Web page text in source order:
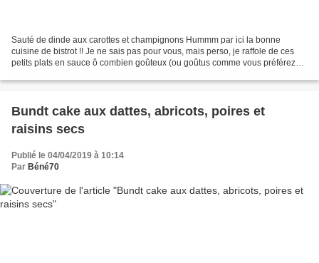
Sauté de dinde aux carottes et champignons Hummm par ici la bonne
cuisine de bistrot !! Je ne sais pas pour vous, mais perso, je raffole de ces
petits plats en sauce ô combien goûteux (ou goûtus comme vous préférez
Bundt cake aux dattes, abricots, poires et
raisins secs
Publié le 04/04/2019 à 10:14
Par Béné70